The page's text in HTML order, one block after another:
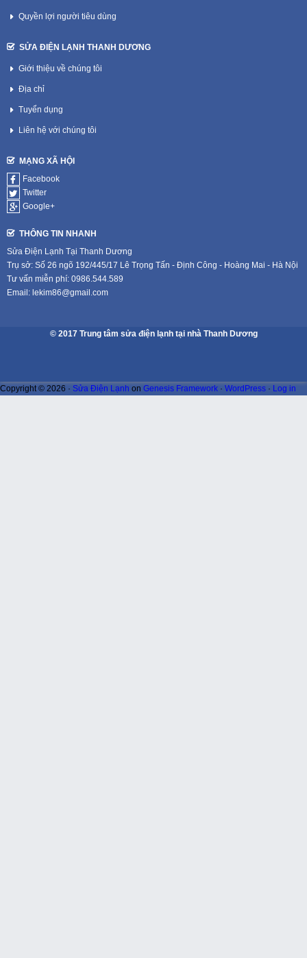
Quyền lợi người tiêu dùng
SỬA ĐIỆN LẠNH THANH DƯƠNG
Giới thiệu về chúng tôi
Địa chỉ
Tuyển dụng
Liên hệ với chúng tôi
MẠNG XÃ HỘI
Facebook
Twitter
Google+
THÔNG TIN NHANH
Sửa Điện Lạnh Tại Thanh Dương
Trụ sở: Số 26 ngõ 192/445/17 Lê Trọng Tấn - Định Công - Hoàng Mai - Hà Nội
Tư vấn miễn phí: 0986.544.589
Email: lekim86@gmail.com
© 2017 Trung tâm sửa điện lạnh tại nhà Thanh Dương
Copyright © 2026 · Sửa Điện Lạnh on Genesis Framework · WordPress · Log in